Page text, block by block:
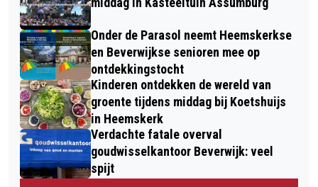
Onder de Parasol neemt Heemskerkse
en Beverwijkse senioren mee op
ontdekkingstocht
Kinderen ontdekken de wereld van
groente tijdens middag bij Koetshuijs
in Heemskerk
Verdachte fatale overval
goudwisselkantoor Beverwijk: veel
spijt